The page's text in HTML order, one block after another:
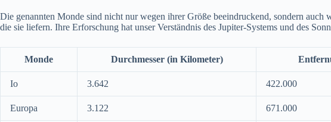
Die genannten Monde sind nicht nur wegen ihrer Größe beeindruckend, sondern auch
die sie liefern. Ihre Erforschung hat unser Verständnis des Jupiter-Systems und des
Monde Durchmesser (in Kilometer)
Io 3.642 422.000
Europa 3.122 671.000